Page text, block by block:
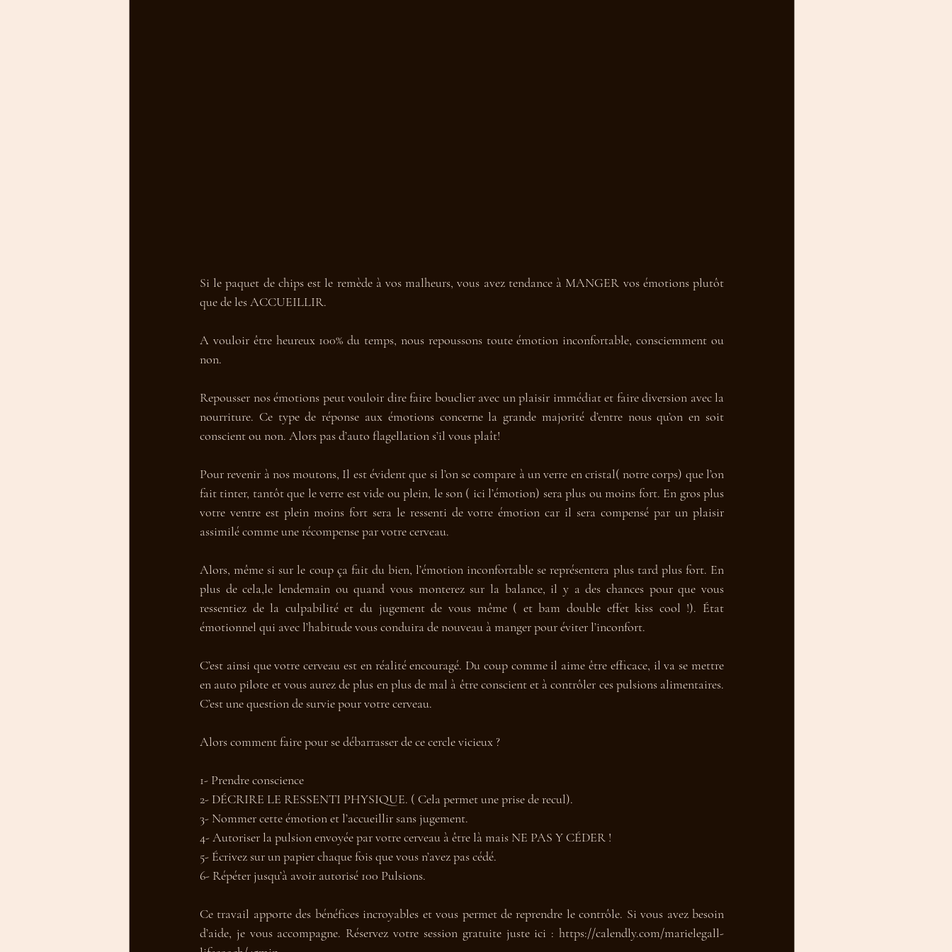
Si le paquet de chips est le remède à vos malheurs, vous avez tendance à MANGER vos émotions plutôt
que de les ACCUEILLIR.
A vouloir être heureux 100% du temps, nous repoussons toute émotion inconfortable, consciemment ou
non.
Repousser nos émotions peut vouloir dire faire bouclier avec un plaisir immédiat et faire diversion avec la
nourriture. Ce type de réponse aux émotions concerne la grande majorité d’entre nous qu’on en soit
conscient ou non. Alors pas d’auto flagellation s’il vous plaît!
Pour revenir à nos moutons, Il est évident que si l’on se compare à un verre en cristal( notre corps) que l’on
fait tinter, tantôt que le verre est vide ou plein, le son ( ici l’émotion) sera plus ou moins fort. En gros plus
votre ventre est plein moins fort sera le ressenti de votre émotion car il sera compensé par un plaisir
assimilé comme une récompense par votre cerveau.
Alors, même si sur le coup ça fait du bien, l’émotion inconfortable se représentera plus tard plus fort. En
plus de cela,le lendemain ou quand vous monterez sur la balance, il y a des chances pour que vous
ressentiez de la culpabilité et du jugement de vous même ( et bam double effet kiss cool !). État
émotionnel qui avec l’habitude vous conduira de nouveau à manger pour éviter l’inconfort.
C’est ainsi que votre cerveau est en réalité encouragé. Du coup comme il aime être efficace, il va se mettre
en auto pilote et vous aurez de plus en plus de mal à être conscient et à contrôler ces pulsions alimentaires.
C’est une question de survie pour votre cerveau.
Alors comment faire pour se débarrasser de ce cercle vicieux ?
1- Prendre conscience
2- DÉCRIRE LE RESSENTI PHYSIQUE. ( Cela permet une prise de recul).
3- Nommer cette émotion et l’accueillir sans jugement.
4- Autoriser la pulsion envoyée par votre cerveau à être là mais NE PAS Y CÉDER !
5- Écrivez sur un papier chaque fois que vous n’avez pas cédé.
6- Répéter jusqu’à avoir autorisé 100 Pulsions.
Ce travail apporte des bénéfices incroyables et vous permet de reprendre le contrôle. Si vous avez besoin
d’aide, je vous accompagne. Réservez votre session gratuite juste ici : https://calendly.com/marielegall-